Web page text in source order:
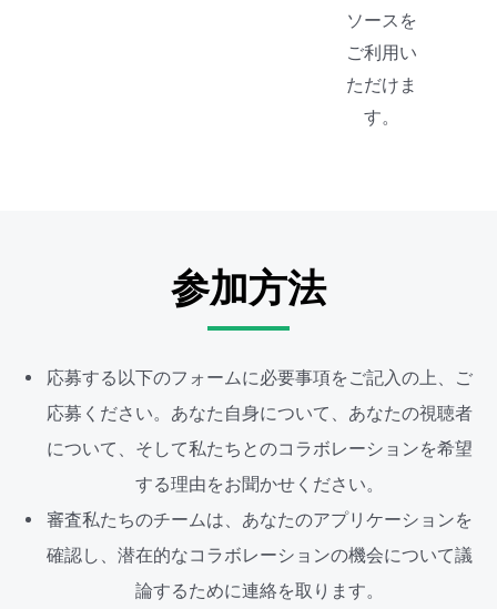
ソースを
ご利用い
ただけま
す。
参加方法
応募する以下のフォームに必要事項をご記入の上、ご
応募ください。あなた自身について、あなたの視聴者
について、そして私たちとのコラボレーションを希望
する理由をお聞かせください。
審査私たちのチームは、あなたのアプリケーションを
確認し、潜在的なコラボレーションの機会について議
論するために連絡を取ります。